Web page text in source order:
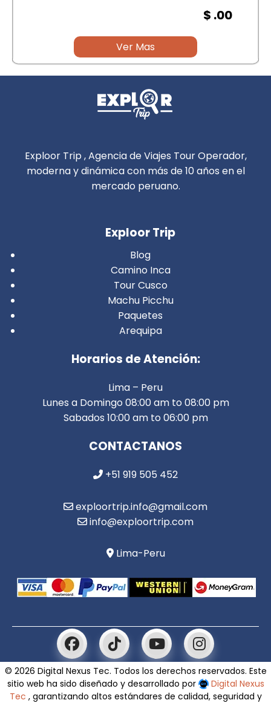
$ .00
Ver Mas
Exploor Trip , Agencia de Viajes Tour Operador,
moderna y dinámica con más de 10 años en el
mercado peruano.
Exploor Trip
Blog
Camino Inca
Tour Cusco
Machu Picchu
Paquetes
Arequipa
Horarios de Atención:
Lima – Peru
Lunes a Domingo 08:00 am to 08:00 pm
Sabados 10:00 am to 06:00 pm
CONTACTANOS
+51 919 505 452
exploortrip.info@gmail.com
info@exploortrip.com
Lima-Peru
© 2026 Digital Nexus Tec. Todos los derechos reservados. Este
sitio web ha sido diseñado y desarrollado por
Digital Nexus
Tec , garantizando altos estándares de calidad, seguridad y